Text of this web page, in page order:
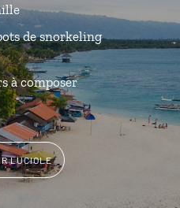
de snorkeling
à composer
LUCIOLE